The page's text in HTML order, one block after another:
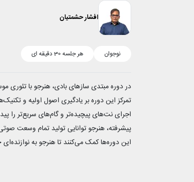
افشار حشمتیان
نوجوان هر جلسه 30 دقیقه ای
در دوره مبتدی سازهای بادی، هنرجو با تئوری
تمرکز این دوره بر یادگیری اصول اولیه و
اجرای نت‌های پیچیده‌تر و گام‌های سریع‌تر را
پیشرفته، هنرجو توانایی تولید تمام وسعت
این دوره‌ها کمک می‌کنند تا هنرجو به